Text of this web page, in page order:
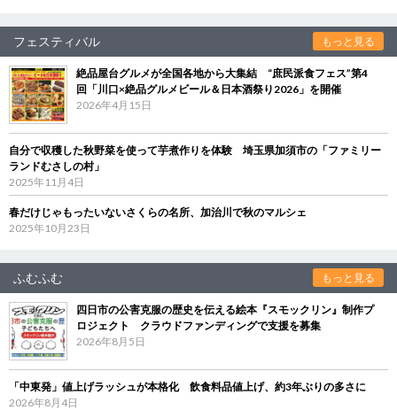
フェスティバル もっと見る
絶品屋台グルメが全国各地から大集結 “庶民派食フェス”第4
回「川口×絶品グルメビール＆日本酒祭り2026」を開催
2026年4月15日
自分で収穫した秋野菜を使って芋煮作りを体験 埼玉県加須市の「ファミリー
ランドむさしの村」
2025年11月4日
春だけじゃもったいないさくらの名所、加治川で秋のマルシェ
2025年10月23日
ふむふむ もっと見る
四日市の公害克服の歴史を伝える絵本『スモックリン』制作プ
ロジェクト クラウドファンディングで支援を募集
2026年8月5日
「中東発」値上げラッシュが本格化 飲食料品値上げ、約3年ぶりの多さに
2026年8月4日